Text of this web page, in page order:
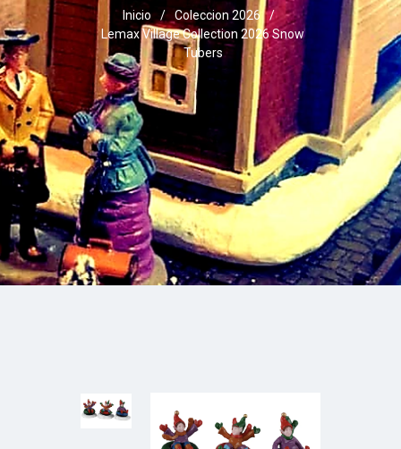
Inicio / Coleccion 2026
/
Lemax Village Collection 2026 Snow
Tubers